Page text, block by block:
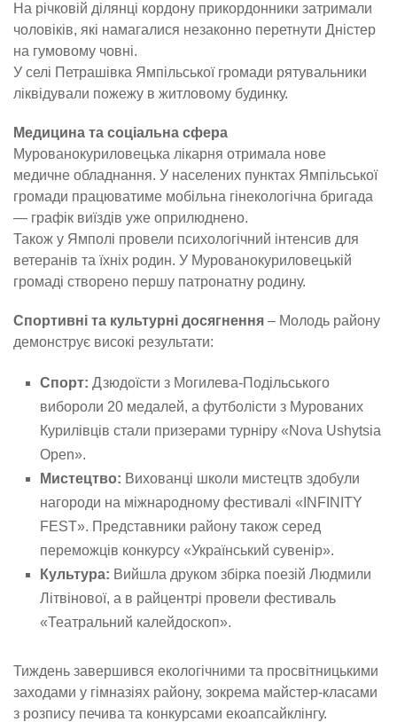
На річковій ділянці кордону прикордонники затримали
чоловіків, які намагалися незаконно перетнути Дністер
на гумовому човні.
У селі Петрашівка Ямпільської громади рятувальники
ліквідували пожежу в житловому будинку.
Медицина та соціальна сфера
Мурованокуриловецька лікарня отримала нове
медичне обладнання. У населених пунктах Ямпільської
громади працюватиме мобільна гінекологічна бригада
— графік виїздів уже оприлюднено.
Також у Ямполі провели психологічний інтенсив для
ветеранів та їхніх родин. У Мурованокуриловецькій
громаді створено першу патронатну родину.
Спортивні та культурні досягнення – Молодь району
демонструє високі результати:
Спорт: Дзюдоїсти з Могилева-Подільського
вибороли 20 медалей, а футболісти з Мурованих
Курилівців стали призерами турніру «Nova Ushytsia
Open».
Мистецтво: Вихованці школи мистецтв здобули
нагороди на міжнародному фестивалі «INFINITY
FEST». Представники району також серед
переможців конкурсу «Український сувенір».
Культура: Вийшла друком збірка поезій Людмили
Літвінової, а в райцентрі провели фестиваль
«Театральний калейдоскоп».
Тиждень завершився екологічними та просвітницькими
заходами у гімназіях району, зокрема майстер-класами
з розпису печива та конкурсами екоапсайклінгу.